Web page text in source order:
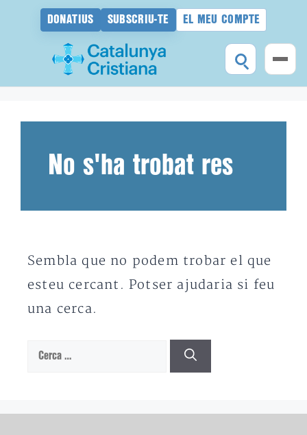
DONATIUS SUBSCRIU-TE EL MEU COMPTE
No s'ha trobat res
Sembla que no podem trobar el que
esteu cercant. Potser ajudaria si feu
una cerca.
Cerca: